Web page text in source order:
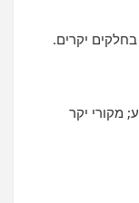
יקרים.
מקורי יקר